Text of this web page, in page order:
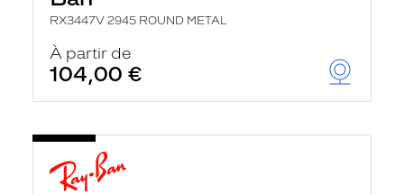
RX3447V 2945 ROUND METAL
À partir de
104,00 €